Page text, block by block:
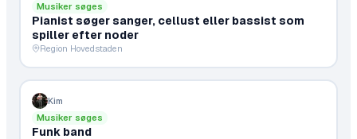
Musiker søges
Pianist søger sanger, cellust eller bassist som
spiller efter noder
Region Hovedstaden
Kim
Musiker søges
Funk band